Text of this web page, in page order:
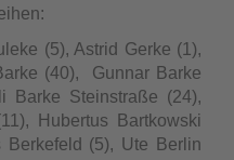
(5), Astrid Gerke (1),
(40), Gunnar Barke
Barke Steinstraße (24),
Hubertus Bartkowski
(5), Ute Berlin